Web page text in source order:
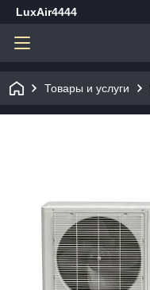
LuxAir4444
Товары и услуги